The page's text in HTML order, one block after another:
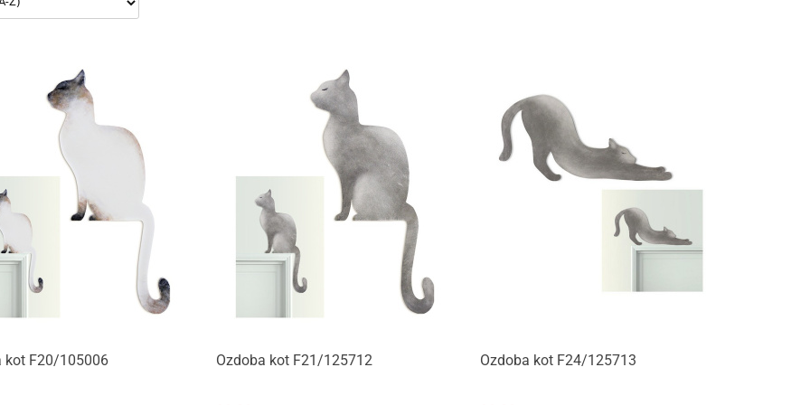
Produkt niedostępny
kot F20/105006 Produkt niedostępny
Ozdoba kot F21/125712 Produkt niedostępny
Ozdoba kot F24/125713